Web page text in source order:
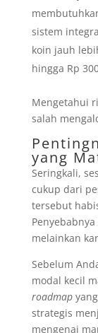
sistem
koin jauh
hingga Rp
Mengetahui
salah
yang
Seringkali,
cukup dari
tersebut
melainkan
Sebelum
modal kecil
roadmap
strategis
mengenai